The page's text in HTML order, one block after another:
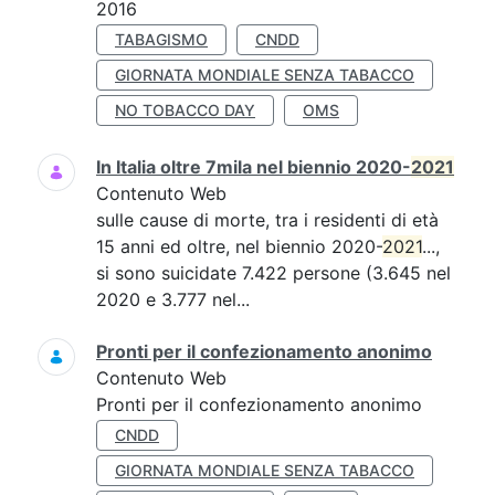
2016
TABAGISMO
CNDD
GIORNATA MONDIALE SENZA TABACCO
NO TOBACCO DAY
OMS
In Italia oltre 7mila nel biennio 2020-2021
Contenuto Web
sulle cause di morte, tra i residenti di età
15 anni ed oltre, nel biennio 2020-2021...,
si sono suicidate 7.422 persone (3.645 nel
2020 e 3.777 nel...
Pronti per il confezionamento anonimo
Contenuto Web
Pronti per il confezionamento anonimo
CNDD
GIORNATA MONDIALE SENZA TABACCO